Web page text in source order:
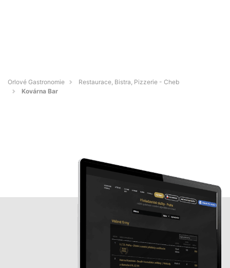
Orlové Gastronomie
Restaurace, Bistra, Pizzerie - Cheb
Kovárna Bar